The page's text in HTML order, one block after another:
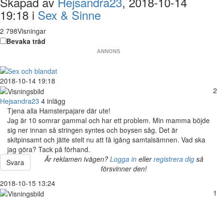
19:18 i Sex & Sinne
2 798Visningar
Bevaka tråd
ANNONS
2018-10-14 19:18
2
Hejsandra23 4 inlägg
Tjena alla Hamsterpajare där ute!
Jag är 10 somrar gammal och har ett problem. Min mamma böjde
sig ner innan så stringen syntes och boysen såg. Det är
skitpinsamt och jätte stelt nu att få igång samtalsämnen. Vad ska
jag göra? Tack på förhand.
Svara
Är reklamen ivägen? Logga inellerregistrera digså
försvinner den!
2018-10-15 13:24
1